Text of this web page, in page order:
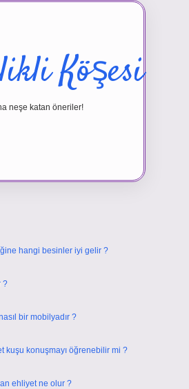
Köşesi
neşe katan öneriler!
hangi besinler iyi gelir ?
?
bir mobilyadır ?
kuşu konuşmayı öğrenebilir mi ?
ehliyet ne olur ?